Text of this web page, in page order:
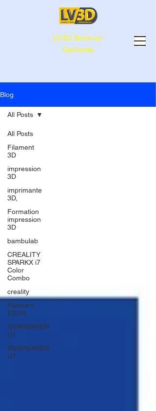
LV3D Brive-la-
Gaillarde
Blog
All Posts
Filament
3D
impression
3D
imprimante
3D,
Formation
impression
3D
bambulab
CREALITY
SPARKX i7
Color
Combo
creality
Filament
ESUN
SNAPMAKER
U1
SNAPMAKER
U1
All Posts